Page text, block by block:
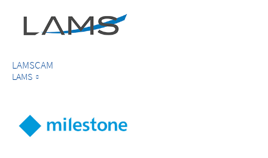
LAMSCAM
LAMS